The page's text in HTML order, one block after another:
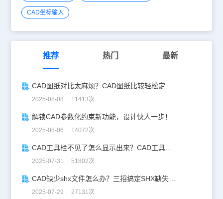
CAD坐标输入
推荐 热门 最新
2025-08-08 11413次
解锁CAD参数化约束新功能，设计快人一步！
2025-08-06 14072次
CAD工具栏不见了怎么显示出来？CAD工具栏恢复指南
2025-07-31 51802次
CAD缺少shx文件怎么办？三招搞定SHX缺失难题
2025-07-29 27131次